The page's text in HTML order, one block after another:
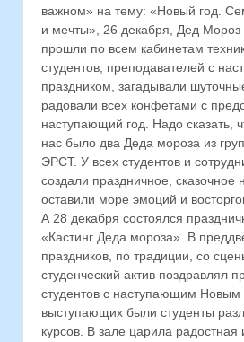
важном» на тему: «Новый год.
и мечты», 26 декабря, Дед Мороз
прошли по всем кабинетам
студентов, преподавателей с
праздником, загадывали
радовали всех конфетами с
наступающий год. Надо сказать,
нас было два Деда мороза из
ЭРСТ. У всех студентов и
создали праздничное, сказочное
оставили море эмоций и
А 28 декабря состоялся
«Кастинг Деда мороза». В
праздников, по традиции, со
студенческий актив поздравлял
студентов с наступающим Новым
выступающих были студенты
курсов. В зале царила радостная